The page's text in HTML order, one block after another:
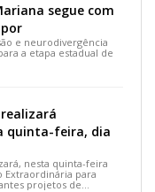
segue com
e neurodivergência
a etapa estadual de
quinta-feira, dia
nesta quinta-feira
Extraordinária para
projetos de